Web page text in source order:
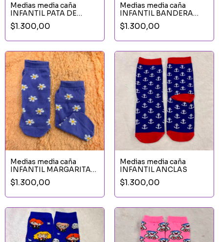
Medias media caña
INFANTIL PATA DE
POLLO
$1.300,00
Medias media caña
INFANTIL BANDERA
ARGENTINA BLANCA
$1.300,00
Medias media caña
INFANTIL MARGARITAS
CELESTE
$1.300,00
Medias media caña
INFANTIL ANCLAS
$1.300,00